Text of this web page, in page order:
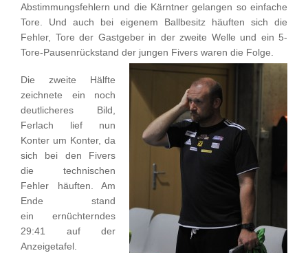
Abstimmungsfehlern und die Kärntner gelangen so einfache
Tore. Und auch bei eigenem Ballbesitz häuften sich die
Fehler, Tore der Gastgeber in der zweite Welle und ein 5-
Tore-Pausenrückstand der jungen Fivers waren die Folge.
Die zweite Hälfte
zeichnete ein noch
deutlicheres Bild,
Ferlach lief nun
Konter um Konter, da
sich bei den Fivers
die technischen
Fehler häuften. Am
Ende stand
ein ernüchterndes
29:41 auf der
Anzeigetafel.